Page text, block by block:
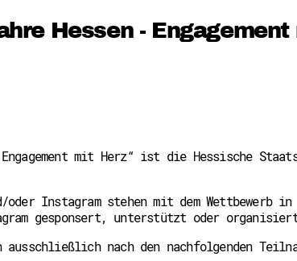
Hessen -
mit Herz“ ist die Hessische
Instagram stehen mit dem Wettbewerb
gesponsert, unterstützt oder
nach den nachfolgenden